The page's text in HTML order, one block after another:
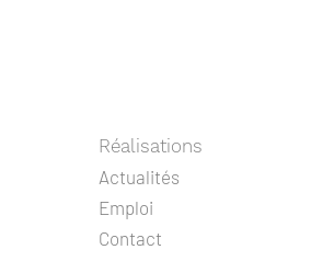
Réalisations
Actualités
Emploi
Contact